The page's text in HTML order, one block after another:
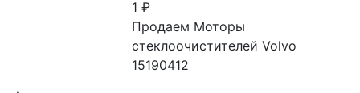
1₽
Продаем Моторы
стеклоочистителей Volvo
15190412